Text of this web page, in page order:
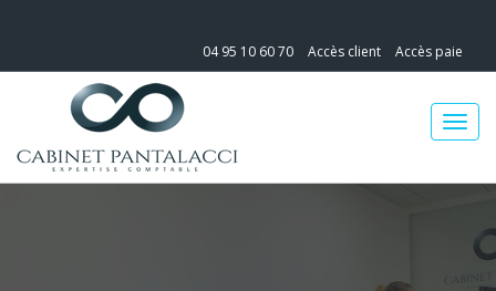
04 95 10 60 70 Accès client Accès paie